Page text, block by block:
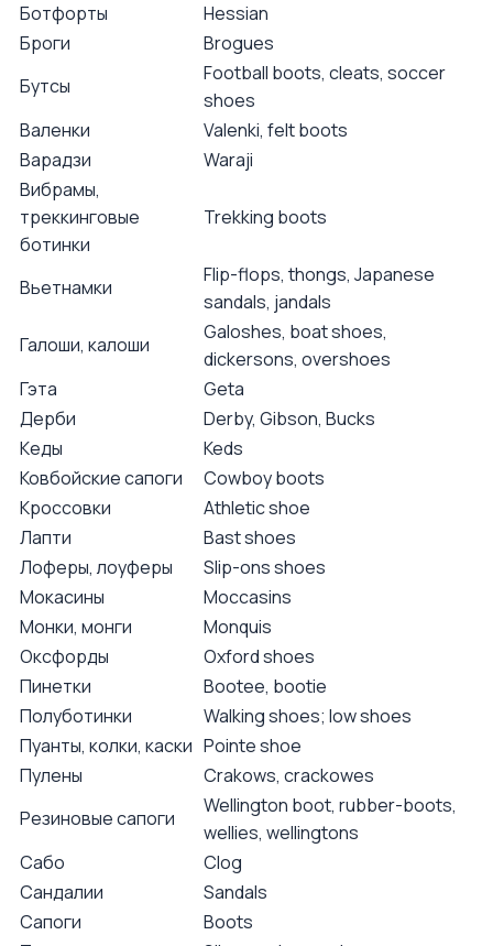
Ботфорты
Hessian
Броги
Brogues
Бутсы
Football boots, cleats, soccer
shoes
Валенки
Valenki, felt boots
Варадзи
Waraji
Вибрамы,
треккинговые
ботинки
Trekking boots
Вьетнамки
Flip-flops, thongs, Japanese
sandals, jandals
Галоши, калоши
Galoshes, boat shoes,
dickersons, overshoes
Гэта
Geta
Дерби
Derby, Gibson, Bucks
Кеды
Keds
Ковбойские сапоги
Cowboy boots
Кроссовки
Athletic shoe
Лапти
Bast shoes
Лоферы, лоуферы
Slip-ons shoes
Мокасины
Moccasins
Монки, монги
Monquis
Оксфорды
Oxford shoes
Пинетки
Bootee, bootie
Полуботинки
Walking shoes; low shoes
Пуанты, колки, каски Pointe shoe
Пулены
Crakows, crackowes
Резиновые сапоги
Wellington boot, rubber-boots,
wellies, wellingtons
Сабо
Clog
Сандалии
Sandals
Сапоги
Boots